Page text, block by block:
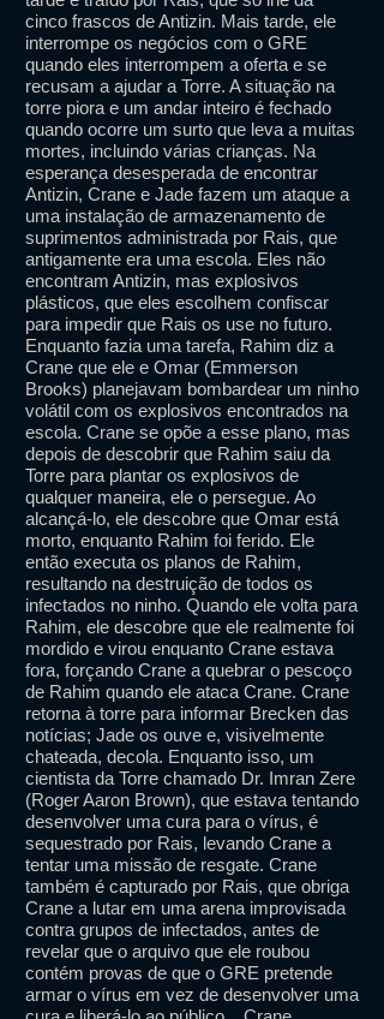
cinco frascos de Antizin. Mais tarde, ele
interrompe os negócios com o GRE
quando eles interrompem a oferta e se
recusam a ajudar a Torre. A situação na
torre piora e um andar inteiro é fechado
quando ocorre um surto que leva a muitas
mortes, incluindo várias crianças. Na
esperança desesperada de encontrar
Antizin, Crane e Jade fazem um ataque a
uma instalação de armazenamento de
suprimentos administrada por Rais, que
antigamente era uma escola. Eles não
encontram Antizin, mas explosivos
plásticos, que eles escolhem confiscar
para impedir que Rais os use no futuro.
Enquanto fazia uma tarefa, Rahim diz a
Crane que ele e Omar (Emmerson
Brooks) planejavam bombardear um ninho
volátil com os explosivos encontrados na
escola. Crane se opõe a esse plano, mas
depois de descobrir que Rahim saiu da
Torre para plantar os explosivos de
qualquer maneira, ele o persegue. Ao
alcançá-lo, ele descobre que Omar está
morto, enquanto Rahim foi ferido. Ele
então executa os planos de Rahim,
resultando na destruição de todos os
infectados no ninho. Quando ele volta para
Rahim, ele descobre que ele realmente foi
mordido e virou enquanto Crane estava
fora, forçando Crane a quebrar o pescoço
de Rahim quando ele ataca Crane. Crane
retorna à torre para informar Brecken das
notícias; Jade os ouve e, visivelmente
chateada, decola. Enquanto isso, um
cientista da Torre chamado Dr. Imran Zere
(Roger Aaron Brown), que estava tentando
desenvolver uma cura para o vírus, é
sequestrado por Rais, levando Crane a
tentar uma missão de resgate. Crane
também é capturado por Rais, que obriga
Crane a lutar em uma arena improvisada
contra grupos de infectados, antes de
revelar que o arquivo que ele roubou
contém provas de que o GRE pretende
armar o vírus em vez de desenvolver uma